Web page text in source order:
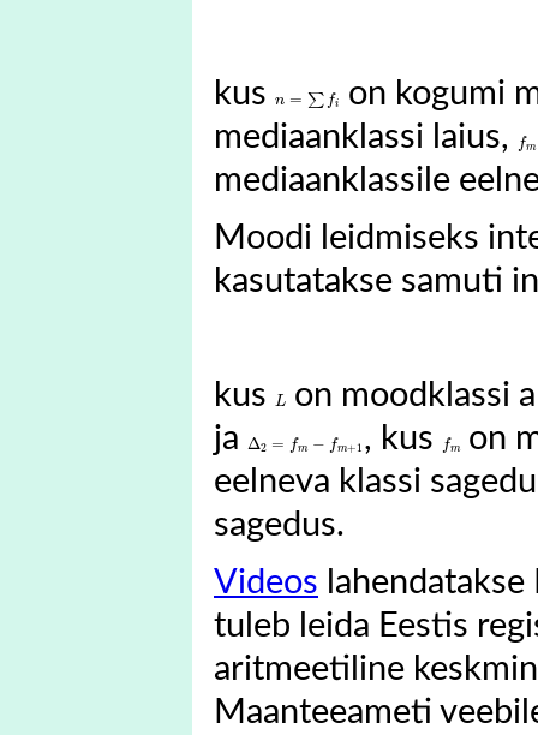
kus n = ∑ fi
f
on kogumi
mediaanklassi laius,
fm
fm
mediaanklassile
Moodi leidmiseks
kasutatakse samuti
kus L
L
on moodklassi
ja Δ2 = fm − fm+1
Δ m− +1 , kus fm
fm
on
eelneva klassi
sagedus.
Videos
tuleb leida Eestis
aritmeetiline
Maanteeameti